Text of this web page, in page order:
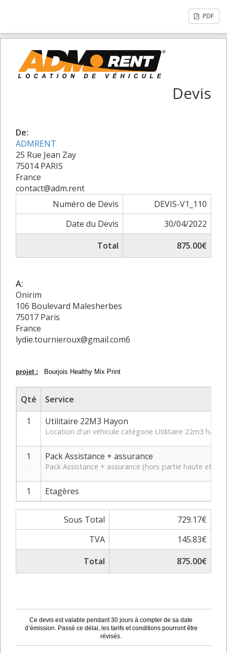
PDF
Devis
De:
ADMRENT
25 Rue Jean Zay
75014 PARIS
France
contact@adm.rent
Numéro de Devis
DEVIS-V1_110
Date du Devis
30/04/2022
Total
875.00€
A:
Onirim
106 Boulevard Malesherbes
75017 Paris
France
lydie.tournieroux@gmail.com6
projet : Bourjois Healthy Mix Print
Qté
Service
1
Utilitaire 22M3 Hayon
Location d'un véhicule catégorie Utilitaire 22m3
1 Pack Assistance + assurance
Pack Assistance + assurance (hors partie haute et
1 Etagères
Sous Total
729.17€
TVA
145.83€
Total
875.00€
Ce devis est valable pendant 30 jours à compter de sa date
d’émission. Passé ce délai, les tarifs et conditions pourront être
révisés.